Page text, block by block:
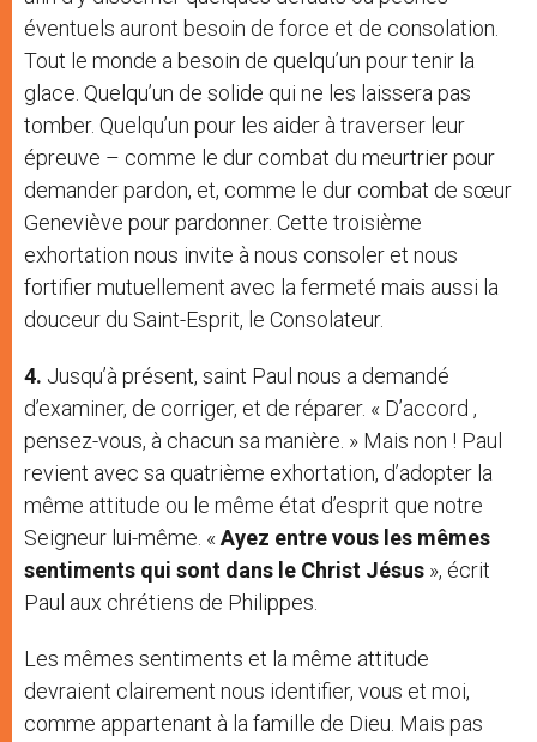
éventuels auront besoin de force et de consolation.
Tout le monde a besoin de quelqu’un pour tenir la
glace. Quelqu’un de solide qui ne les laissera pas
tomber. Quelqu’un pour les aider à traverser leur
épreuve – comme le dur combat du meurtrier pour
demander pardon, et, comme le dur combat de sœur
Geneviève pour pardonner. Cette troisième
exhortation nous invite à nous consoler et nous
fortifier mutuellement avec la fermeté mais aussi la
douceur du Saint-Esprit, le Consolateur.
4. Jusqu’à présent, saint Paul nous a demandé
d’examiner, de corriger, et de réparer. « D’accord ,
pensez-vous, à chacun sa manière. » Mais non ! Paul
revient avec sa quatrième exhortation, d’adopter la
même attitude ou le même état d’esprit que notre
Seigneur lui-même. « Ayez entre vous les mêmes
sentiments qui sont dans le Christ Jésus », écrit
Paul aux chrétiens de Philippes.
Les mêmes sentiments et la même attitude
devraient clairement nous identifier, vous et moi,
comme appartenant à la famille de Dieu. Mais pas